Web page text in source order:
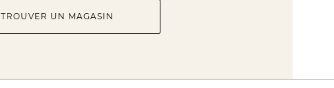
TROUVER UN MAGASIN